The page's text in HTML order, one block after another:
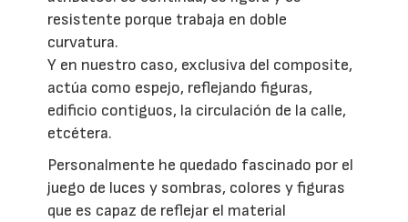
resistente porque trabaja en doble
curvatura.
Y en nuestro caso, exclusiva del composite,
actúa como espejo, reflejando figuras,
edificio contiguos, la circulación de la calle,
etcétera.
Personalmente he quedado fascinado por el
juego de luces y sombras, colores y figuras
que es capaz de reflejar el material